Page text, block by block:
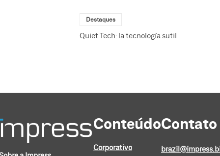
Destaques
Quiet Tech: la tecnología sutil
Conteúdo
Corporativo
Contato